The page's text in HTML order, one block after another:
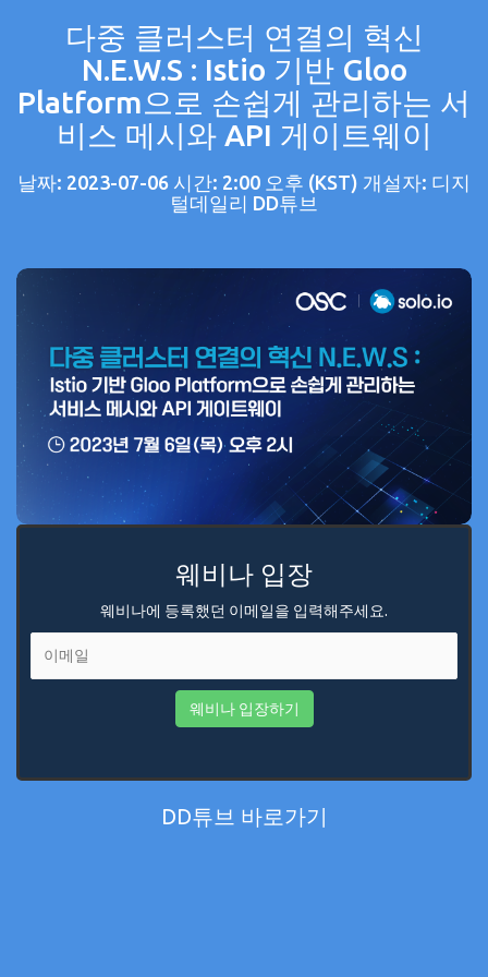
다중 클러스터 연결의 혁신
N.E.W.S : Istio 기반 Gloo
Platform으로 손쉽게 관리하는 서
비스 메시와 API 게이트웨이
날짜: 2023-07-06 시간: 2:00 오후 (KST) 개설자: 디지
털데일리 DD튜브
웨비나 입장
웨비나에 등록했던 이메일을 입력해주세요.
웨비나 입장하기
DD튜브 바로가기